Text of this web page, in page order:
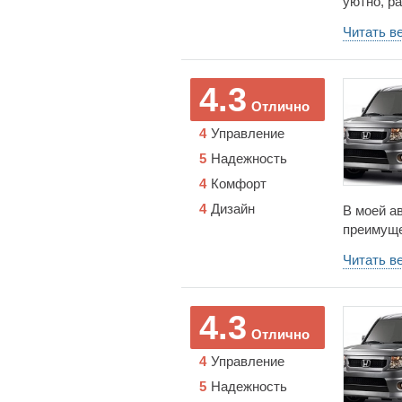
идет
Читать
Отлично
4.3
Управление
4
Надежность
5
Комфорт
4
Дизайн
4
В моей
Опель
откатав
Цивик с
Легаси.
3-х
но
Читать
Отлично
4.3
Управление
4
Надежность
5